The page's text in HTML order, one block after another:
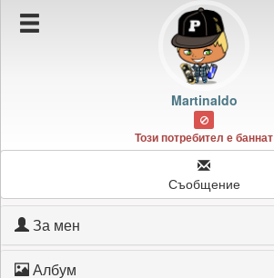
Подаръците на Martinaldo
Картичките на Martinaldo
Martinaldo
Този потребител е баннат
Съобщение
За мен
Албум